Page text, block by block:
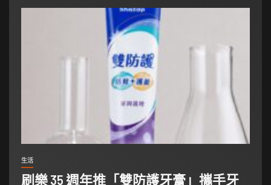
生活
刷樂 35 週年推「雙防護牙膏」攜手牙